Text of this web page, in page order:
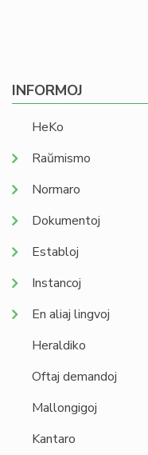
INFORMOJ
HeKo
Raŭmismo
Normaro
Dokumentoj
Establoj
Instancoj
En aliaj lingvoj
Heraldiko
Oftaj demandoj
Mallongigoj
Kantaro